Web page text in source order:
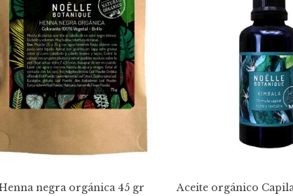
negra orgánica 45 gr
Aceite orgánico